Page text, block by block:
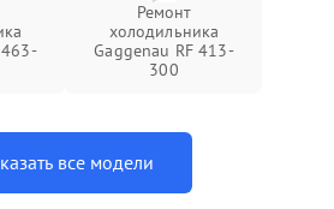
463-
Ремонт
холодильника
Gaggenau RF 413-
300
все модели